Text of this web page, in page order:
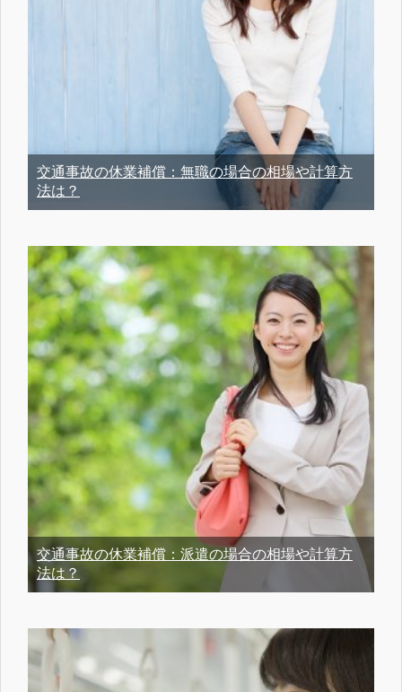
交通事故の休業補償：無職の場合の相場や計算方
法は？
交通事故の休業補償：派遣の場合の相場や計算方
法は？